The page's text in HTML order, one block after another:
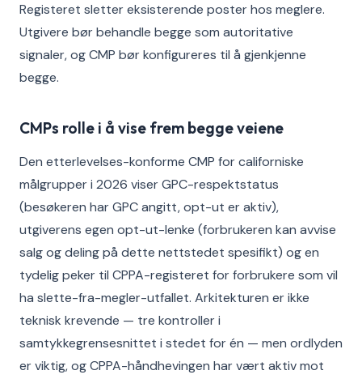
Registeret sletter eksisterende poster hos meglere.
Utgivere bør behandle begge som autoritative
signaler, og CMP bør konfigureres til å gjenkjenne
begge.
CMPs rolle i å vise frem begge veiene
Den etterlevelses-konforme CMP for californiske
målgrupper i 2026 viser GPC-respektstatus
(besøkeren har GPC angitt, opt-ut er aktiv),
utgiverens egen opt-ut-lenke (forbrukeren kan avvise
salg og deling på dette nettstedet spesifikt) og en
tydelig peker til CPPA-registeret for forbrukere som vil
ha slette-fra-megler-utfallet. Arkitekturen er ikke
teknisk krevende — tre kontroller i
samtykkegrensesnittet i stedet for én — men ordlyden
er viktig, og CPPA-håndhevingen har vært aktiv mot